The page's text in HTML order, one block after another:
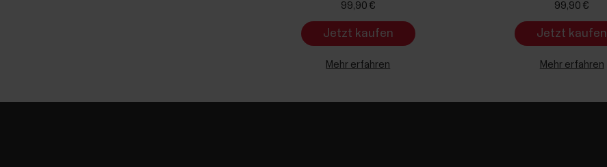
99,90 €
Jetzt kaufen
99,90 €
Jetzt kaufen
Mehr erfahren Mehr erfahren